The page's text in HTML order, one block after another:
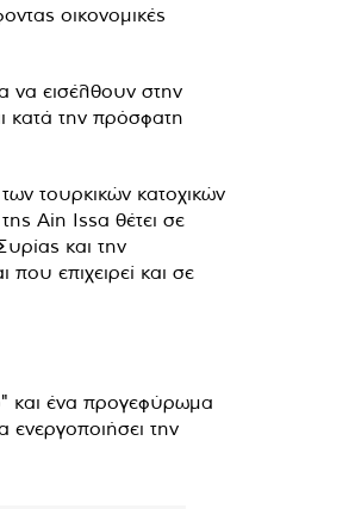
οικονομικές
να εισέλθουν στην
κατά την πρόσφατη
τουρκικών κατοχικών
Ain Issa θέτει σε
και την
επιχειρεί και σε
και ένα προγεφύρωμα
την